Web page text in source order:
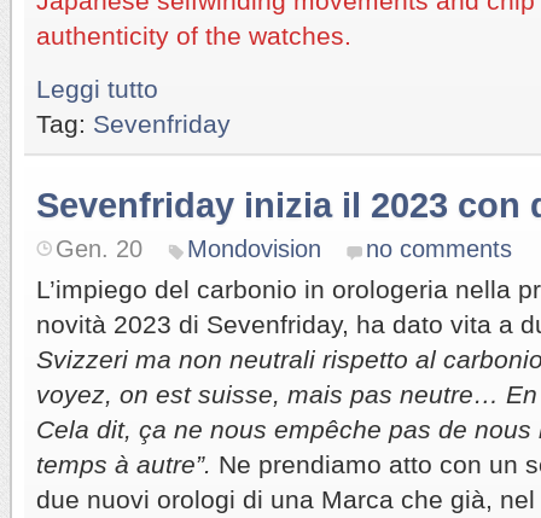
authenticity of the watches.
Leggi tutto
Tag: Sevenfriday
Sevenfriday inizia il 2023 con
Gen. 20 Mondovision no comments
L’impiego del carbonio in orologeria nella
novità 2023 di Sevenfriday, ha dato vita a
Svizzeri ma non neutrali rispetto al
voyez, on est suisse, mais pas neutre… En
Cela dit, ça ne nous empêche pas de nous
temps à autre”. Ne prendiamo atto con un
due nuovi orologi di una Marca che già,